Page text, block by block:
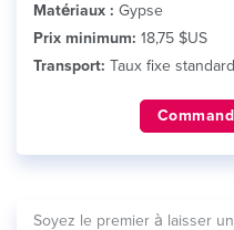
Matériaux : Gypse
Prix minimum: 18,75 $US
Transport: Taux fixe standard
Soyez le premier à laisser